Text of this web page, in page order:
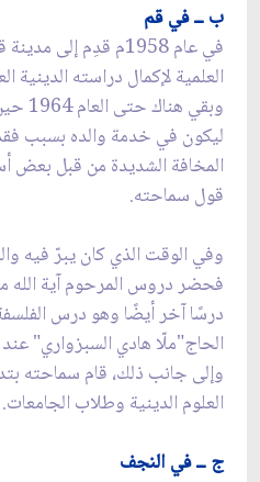
ب ــ في قم
في عام 1958م قدِم
العلمية لإكمال دراسته الدينية
ليكون في خدمة والده بسبب
المخافة الشديدة من قبل بعض
قول سماحته.
وفي الوقت الذي كان يبرّ فيه
فحضر دروس المرحوم آية
درسًا آخر أيضًا وهو درس
الحاج"ملّا هادي السبزواري"
وإلى جانب ذلك، قام سماحته
العلوم الدينية وطلاب الجامعات.
ج ــ في النجف